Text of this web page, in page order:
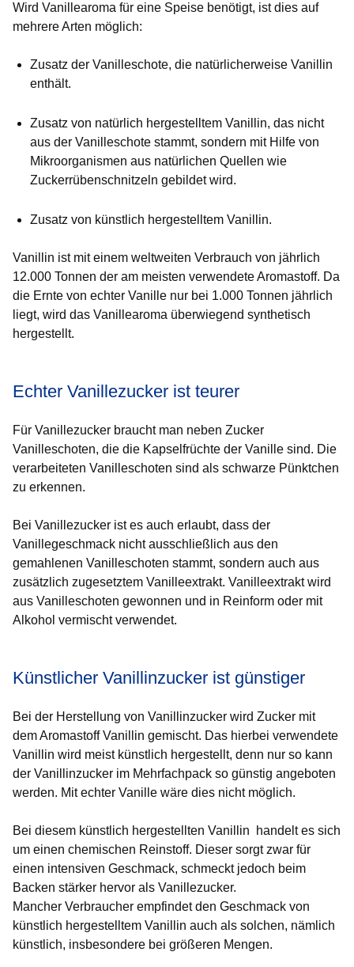
Wird Vanillearoma für eine Speise benötigt, ist dies auf
mehrere Arten möglich:
Zusatz der Vanilleschote, die natürlicherweise Vanillin
enthält.
Zusatz von natürlich hergestelltem Vanillin, das nicht
aus der Vanilleschote stammt, sondern mit Hilfe von
Mikroorganismen aus natürlichen Quellen wie
Zuckerrübenschnitzeln gebildet wird.
Zusatz von künstlich hergestelltem Vanillin.
Vanillin ist mit einem weltweiten Verbrauch von jährlich
12.000 Tonnen der am meisten verwendete Aromastoff. Da
die Ernte von echter Vanille nur bei 1.000 Tonnen jährlich
liegt, wird das Vanillearoma überwiegend synthetisch
hergestellt.
Echter Vanillezucker ist teurer
Für Vanillezucker braucht man neben Zucker
Vanilleschoten, die die Kapselfrüchte der Vanille sind. Die
verarbeiteten Vanilleschoten sind als schwarze Pünktchen
zu erkennen.
Bei Vanillezucker ist es auch erlaubt, dass der
Vanillegeschmack nicht ausschließlich aus den
gemahlenen Vanilleschoten stammt, sondern auch aus
zusätzlich zugesetztem Vanilleextrakt. Vanilleextrakt wird
aus Vanilleschoten gewonnen und in Reinform oder mit
Alkohol vermischt verwendet.
Künstlicher Vanillinzucker ist günstiger
Bei der Herstellung von Vanillinzucker wird Zucker mit
dem Aromastoff Vanillin gemischt. Das hierbei verwendete
Vanillin wird meist künstlich hergestellt, denn nur so kann
der Vanillinzucker im Mehrfachpack so günstig angeboten
werden. Mit echter Vanille wäre dies nicht möglich.
Bei diesem künstlich hergestellten Vanillin handelt es sich
um einen chemischen Reinstoff. Dieser sorgt zwar für
einen intensiven Geschmack, schmeckt jedoch beim
Backen stärker hervor als Vanillezucker.
Mancher Verbraucher empfindet den Geschmack von
künstlich hergestelltem Vanillin auch als solchen, nämlich
künstlich, insbesondere bei größeren Mengen.